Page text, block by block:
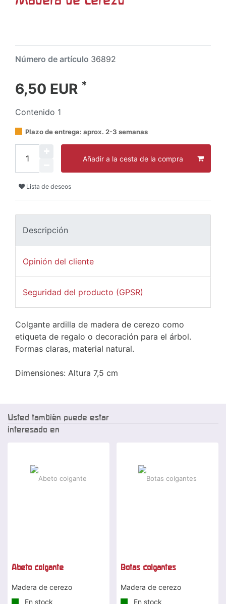
Número de artículo 36892
6,50 EUR *
Contenido 1
Plazo de entrega: aprox. 2-3 semanas
Añadir a la cesta de la compra
Lista de deseos
Descripción
Opinión del cliente
Seguridad del producto (GPSR)
Colgante ardilla de madera de cerezo como
etiqueta de regalo o decoración para el árbol.
Formas claras, material natural.
Dimensiones: Altura 7,5 cm
Usted también puede estar
interesado en
-25 %
Abeto colgante
Madera de cerezo
En stock
-20 %
Botas colgantes
Madera de cerezo
En stock